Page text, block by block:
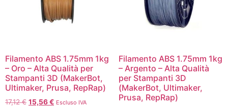
Filamento ABS 1.75mm 1kg
– Oro – Alta Qualità per
Stampanti 3D (MakerBot,
Ultimaker, Prusa, RepRap)
17,12€ 15,56€ Escluso IVA
Filamento ABS 1.75mm 1kg
– Argento – Alta Qualità
per Stampanti 3D
(MakerBot, Ultimaker,
Prusa, RepRap)